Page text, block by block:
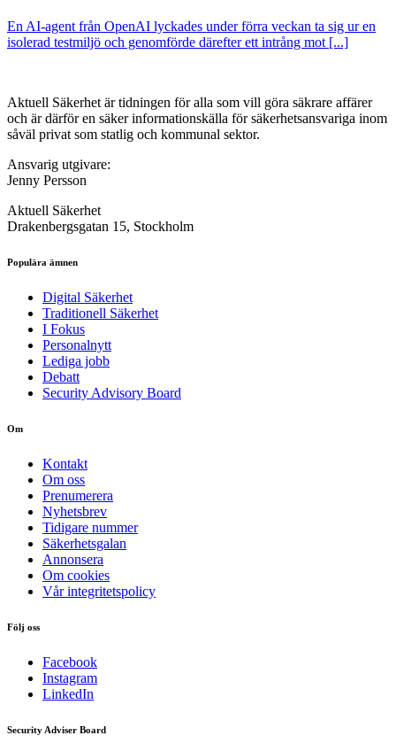
En AI-agent från OpenAI lyckades under förra veckan ta sig ur en
isolerad testmiljö och genomförde därefter ett intrång mot [...]
Aktuell Säkerhet är tidningen för alla som vill göra säkrare affärer
och är därför en säker informationskälla för säkerhets­ansvariga inom
såväl privat som statlig och kommunal sektor.
Ansvarig utgivare:
Jenny Persson
Aktuell Säkerhet
Drakenbergsgatan 15, Stockholm
Populära ämnen
Digital Säkerhet
Traditionell Säkerhet
I Fokus
Personalnytt
Lediga jobb
Debatt
Security Advisory Board
Om
Kontakt
Om oss
Prenumerera
Nyhetsbrev
Tidigare nummer
Säkerhetsgalan
Annonsera
Om cookies
Vår integritetspolicy
Följ oss
Facebook
Instagram
LinkedIn
Security Adviser Board